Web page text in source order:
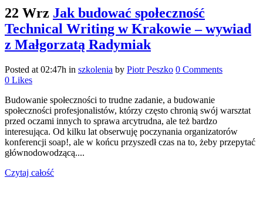
22 Wrz Jak budować społeczność
Technical Writing w Krakowie – wywiad
z Małgorzatą Radymiak
Posted at 02:47h in szkolenia by Piotr Peszko 0 Comments
0 Likes
Budowanie społeczności to trudne zadanie, a budowanie
społeczności profesjonalistów, którzy często chronią swój warsztat
przed oczami innych to sprawa arcytrudna, ale też bardzo
interesująca. Od kilku lat obserwuję poczynania organizatorów
konferencji soap!, ale w końcu przyszedł czas na to, żeby przepytać
głównodowodzącą....
Czytaj całość